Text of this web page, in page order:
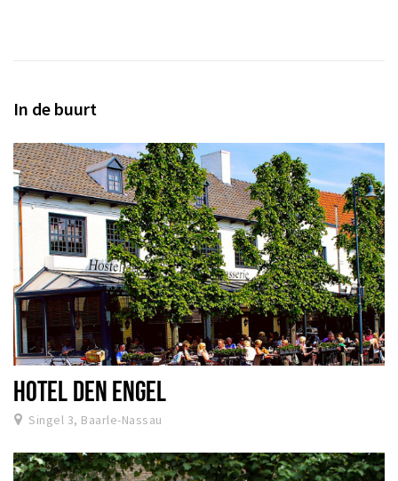
In de buurt
HOTEL DEN ENGEL
Singel 3, Baarle-Nassau